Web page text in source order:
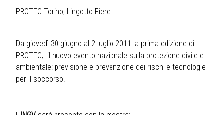
PROTEC Torino, Lingotto Fiere
Da giovedì 30 giugno al 2 luglio 2011 la prima edizione di
PROTEC, il nuovo evento nazionale sulla protezione civile e
ambientale: previsione e prevenzione dei rischi e tecnologie
per il soccorso.